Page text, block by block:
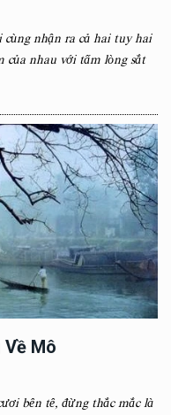
nhận ra cả hai tuy hai
nhau với tấm lòng sắt
Về Mô
bên tê, đừng thắc mắc là